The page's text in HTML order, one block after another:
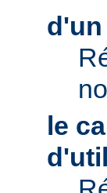
le